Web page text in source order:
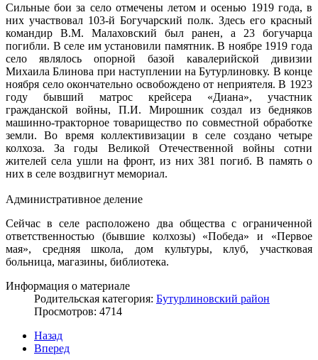
Сильные бои за село отмечены летом и осенью 1919 года, в
них участвовал 103-й Богучарский полк. Здесь его красный
командир В.М. Малаховский был ранен, а 23 богучарца
погибли. В селе им установили памятник. В ноябре 1919 года
село являлось опорной базой кавалерийской дивизии
Михаила Блинова при наступлении на Бутурлиновку. В конце
ноября село окончательно освобождено от неприятеля. В 1923
году бывший матрос крейсера «Диана», участник
гражданской войны, П.И. Мирошник создал из бедняков
машинно-тракторное товарищество по совместной обработке
земли. Во время коллективизации в селе создано четыре
колхоза. За годы Великой Отечественной войны сотни
жителей села ушли на фронт, из них 381 погиб. В память о
них в селе воздвигнут мемориал.
Административное деление
Сейчас в селе расположено два общества с ограниченной
ответственностью (бывшие колхозы) «Победа» и «Первое
мая», средняя школа, дом культуры, клуб, участковая
больница, магазины, библиотека.
Информация о материале
Родительская категория: Бутурлиновский район
Просмотров: 4714
Назад
Вперед